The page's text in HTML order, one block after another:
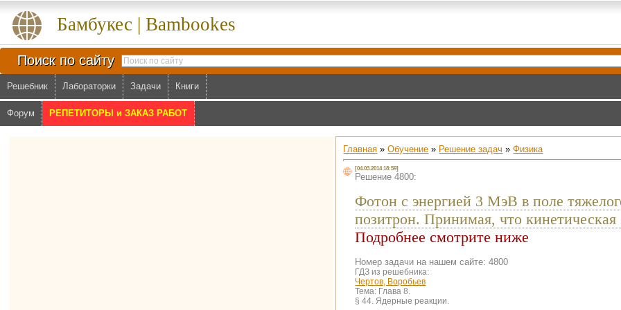
Бамбукес | Bambookes
Поиск по сайту
Решебник Лабораторки Задачи Книги
Форум РЕПЕТИТОРЫ и ЗАКАЗ РАБОТ
Главная »Обучение » Решение задач »Физика
[04.03.2014 18:59]
Решение 4800:
Фотон с энергией 3 МэВ в поле
позитрон. Принимая, что
Подробнее смотрите ниже
Номер задачи на нашем сайте: 4800
ГДЗ из решебника:
Чертов, Воробьев
Тема: Глава 8.
§ 44. Ядерные реакции.